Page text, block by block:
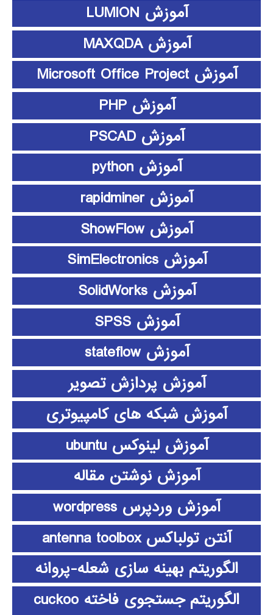
آموزش LUMION
آموزش MAXQDA
آموزش Microsoft Office Project
آموزش PHP
آموزش PSCAD
آموزش python
آموزش rapidminer
آموزش ShowFlow
آموزش SimElectronics
آموزش SolidWorks
آموزش SPSS
آموزش stateflow
آموزش پردازش تصویر
آموزش شبکه های کامپیوتری
آموزش لینوکس ubuntu
آموزش نوشتن مقاله
آموزش وردپرس wordpress
آنتن تولباکس antenna toolbox
الگوریتم بهینه سازی شعله-پروانه
الگوریتم جستجوی فاخته cuckoo